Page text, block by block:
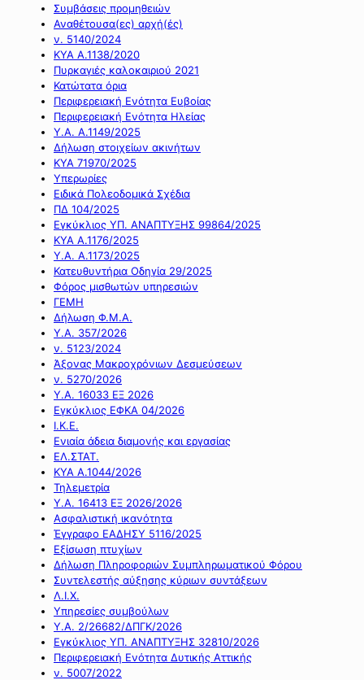
Συμβάσεις προμηθειών
Αναθέτουσα(ες) αρχή(ές)
ν. 5140/2024
ΚΥΑ Α.1138/2020
Πυρκαγιές καλοκαιριού 2021
Κατώτατα όρια
Περιφερειακή Ενότητα Ευβοίας
Περιφερειακή Ενότητα Ηλείας
Υ.Α. Α.1149/2025
Δήλωση στοιχείων ακινήτων
ΚΥΑ 71970/2025
Υπερωρίες
Ειδικά Πολεοδομικά Σχέδια
ΠΔ 104/2025
Εγκύκλιος ΥΠ. ΑΝΑΠΤΥΞΗΣ 99864/2025
ΚΥΑ Α.1176/2025
Υ.Α. Α.1173/2025
Κατευθυντήρια Οδηγία 29/2025
Φόρος μισθωτών υπηρεσιών
ΓΕΜΗ
Δήλωση Φ.Μ.Α.
Υ.Α. 357/2026
ν. 5123/2024
Άξονας Μακροχρόνιων Δεσμεύσεων
ν. 5270/2026
Υ.Α. 16033 ΕΞ 2026
Εγκύκλιος ΕΦΚΑ 04/2026
Ι.Κ.Ε.
Ενιαία άδεια διαμονής και εργασίας
ΕΛ.ΣΤΑΤ.
ΚΥΑ Α.1044/2026
Τηλεμετρία
Υ.Α. 16413 ΕΞ 2026/2026
Ασφαλιστική ικανότητα
Έγγραφο ΕΑΔΗΣΥ 5116/2025
Εξίσωση πτυχίων
Δήλωση Πληροφοριών Συμπληρωματικού Φόρου
Συντελεστής αύξησης κύριων συντάξεων
Λ.Ι.Χ.
Υπηρεσίες συμβούλων
Υ.Α. 2/26682/ΔΠΓΚ/2026
Εγκύκλιος ΥΠ. ΑΝΑΠΤΥΞΗΣ 32810/2026
Περιφερειακή Ενότητα Δυτικής Αττικής
ν. 5007/2022